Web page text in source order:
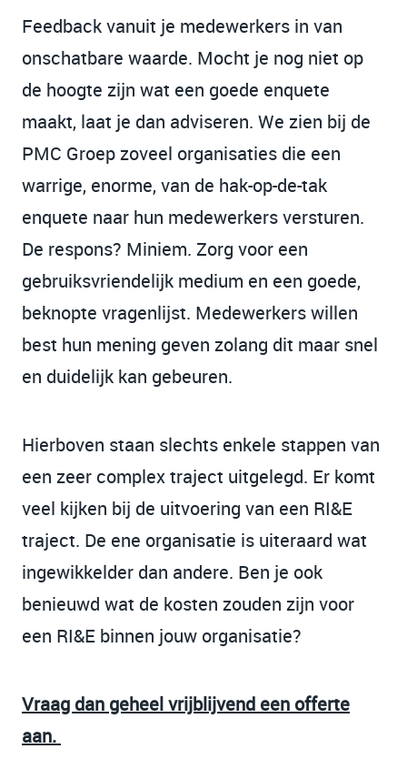
Feedback vanuit je medewerkers in van
onschatbare waarde. Mocht je nog niet op
de hoogte zijn wat een goede enquete
maakt, laat je dan adviseren. We zien bij de
PMC Groep zoveel organisaties die een
warrige, enorme, van de hak-op-de-tak
enquete naar hun medewerkers versturen.
De respons? Miniem. Zorg voor een
gebruiksvriendelijk medium en een goede,
beknopte vragenlijst. Medewerkers willen
best hun mening geven zolang dit maar snel
en duidelijk kan gebeuren.
Hierboven staan slechts enkele stappen van
een zeer complex traject uitgelegd. Er komt
veel kijken bij de uitvoering van een RI&E
traject. De ene organisatie is uiteraard wat
ingewikkelder dan andere. Ben je ook
benieuwd wat de kosten zouden zijn voor
een RI&E binnen jouw organisatie?
Vraag dan geheel vrijblijvend een offerte
aan.